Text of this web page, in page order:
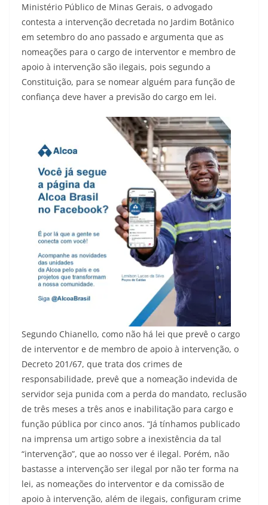
Ministério Público de Minas Gerais, o advogado
contesta a intervenção decretada no Jardim Botânico
em setembro do ano passado e argumenta que as
nomeações para o cargo de interventor e membro de
apoio à intervenção são ilegais, pois segundo a
Constituição, para se nomear alguém para função de
confiança deve haver a previsão do cargo em lei.
Segundo Chianello, como não há lei que prevê o cargo
de interventor e de membro de apoio à intervenção, o
Decreto 201/67, que trata dos crimes de
responsabilidade, prevê que a nomeação indevida de
servidor seja punida com a perda do mandato, reclusão
de três meses a três anos e inabilitação para cargo e
função pública por cinco anos. “Já tínhamos publicado
na imprensa um artigo sobre a inexistência da tal
“intervenção”, que ao nosso ver é ilegal. Porém, não
bastasse a intervenção ser ilegal por não ter forma na
lei, as nomeações do interventor e da comissão de
apoio à intervenção, além de ilegais, configuram crime